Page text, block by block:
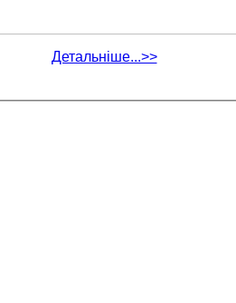
Детальніше...>>